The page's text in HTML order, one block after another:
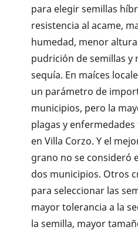
para elegir semillas
resistencia al acame,
humedad, menor
pudrición de semillas y
sequía. En maíces
un parámetro de
municipios, pero la
plagas y
en Villa Corzo. Y el
grano no se consideró
dos municipios. Otros
para seleccionar las
mayor tolerancia a la
la semilla, mayor